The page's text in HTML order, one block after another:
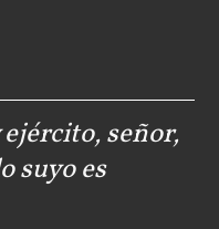
señor,
suyo es